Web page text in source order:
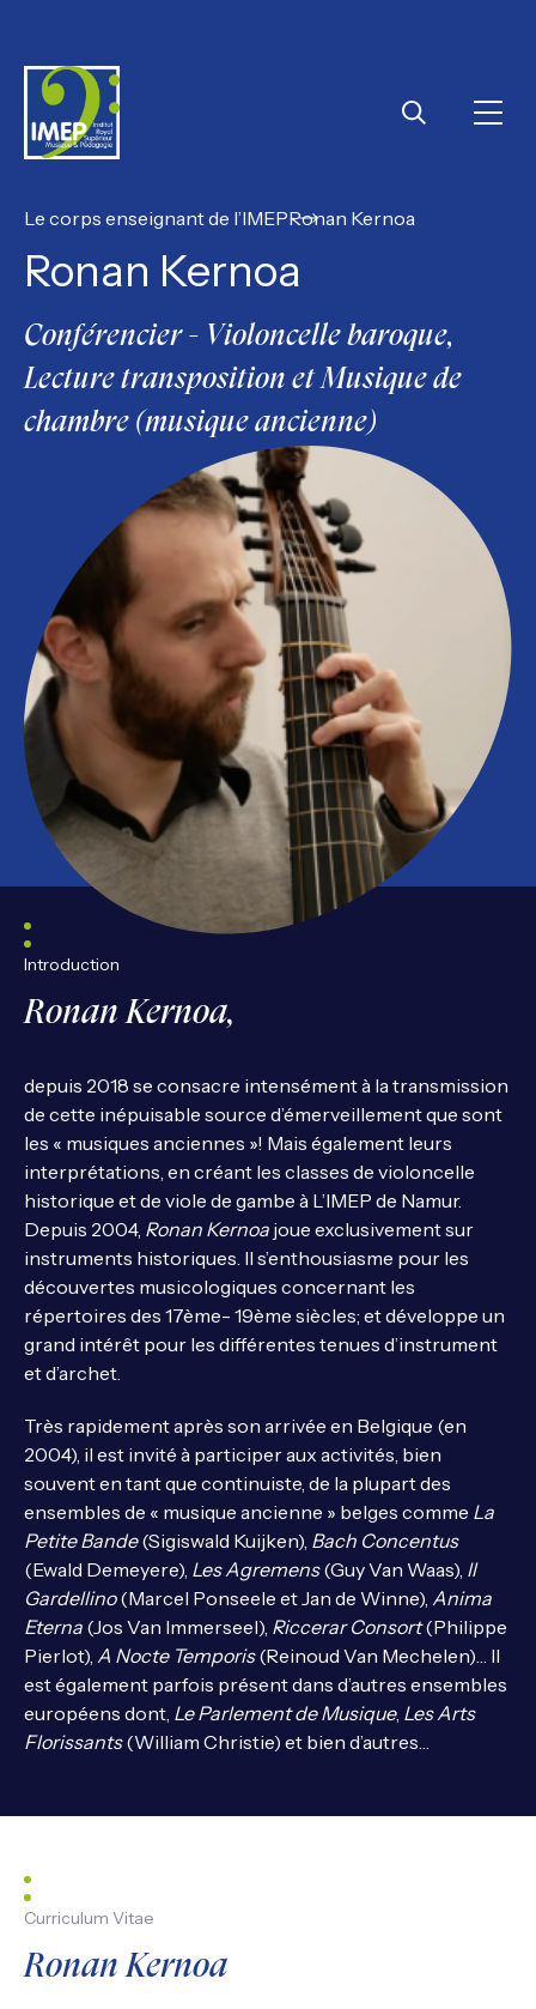
Le corps enseignant de l’IMEPRonan Kernoa
Ronan Kernoa
Conférencier - Violoncelle baroque,
Lecture transposition et Musique de
chambre (musique ancienne)
Introduction
Ronan Kernoa,
depuis 2018 se consacre intensément à la transmission
de cette inépuisable source d’émerveillement que sont
les « musiques anciennes »! Mais également leurs
interprétations, en créant les classes de violoncelle
historique et de viole de gambe à L’IMEP de Namur.
Depuis 2004, Ronan Kernoa joue exclusivement sur
instruments historiques. Il s’enthousiasme pour les
découvertes musicologiques concernant les
répertoires des 17ème- 19ème siècles; et développe un
grand intérêt pour les différentes tenues d’instrument
et d’archet.
Très rapidement après son arrivée en Belgique (en
2004), il est invité à participer aux activités, bien
souvent en tant que continuiste, de la plupart des
ensembles de « musique ancienne » belges comme La
Petite Bande(Sigiswald Kuijken), Bach Concentus
(Ewald Demeyere), Les Agremens(Guy Van Waas), Il
Gardellino(Marcel Ponseele et Jan de Winne), Anima
Eterna (Jos Van Immerseel), Riccerar Consort(Philippe
Pierlot), A Nocte Temporis(Reinoud Van Mechelen)… Il
est également parfois présent dans d’autres ensembles
européens dont, Le Parlement de Musique, Les Arts
Florissants(William Christie) et bien d’autres…
Curriculum Vitae
Ronan Kernoa